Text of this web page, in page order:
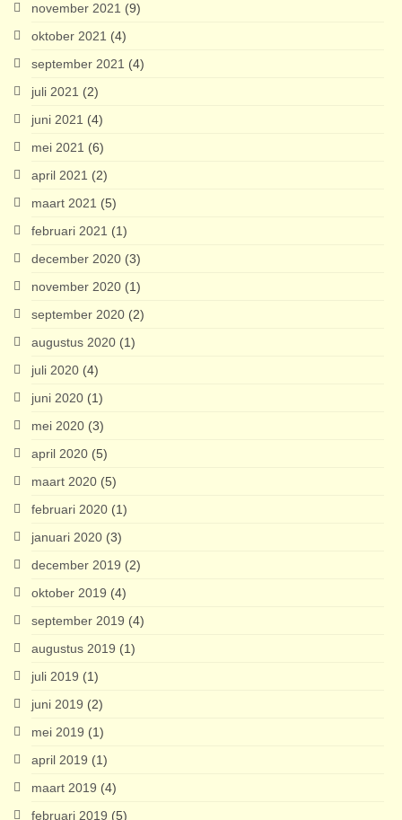
november 2021 (9)
oktober 2021 (4)
september 2021 (4)
juli 2021 (2)
juni 2021 (4)
mei 2021 (6)
april 2021 (2)
maart 2021 (5)
februari 2021 (1)
december 2020 (3)
november 2020 (1)
september 2020 (2)
augustus 2020 (1)
juli 2020 (4)
juni 2020 (1)
mei 2020 (3)
april 2020 (5)
maart 2020 (5)
februari 2020 (1)
januari 2020 (3)
december 2019 (2)
oktober 2019 (4)
september 2019 (4)
augustus 2019 (1)
juli 2019 (1)
juni 2019 (2)
mei 2019 (1)
april 2019 (1)
maart 2019 (4)
februari 2019 (5)